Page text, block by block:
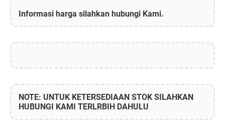
Informasi harga silahkan hubungi Kami.
NOTE: UNTUK KETERSEDIAAN STOK SILAHKAN
HUBUNGI KAMI TERLRBIH DAHULU